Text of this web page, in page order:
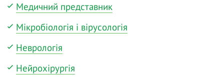
Медичний представник
Мікробіологія і вірусологія
Неврологія
Нейрохірургія